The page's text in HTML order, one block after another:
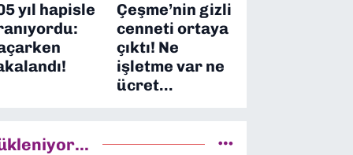
yıl hapisle
Çeşme’nin gizli
cenneti ortaya
çıktı! Ne
işletme var ne
ücret…